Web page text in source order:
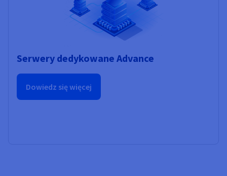
Serwery dedykowane Advance
Dowiedz się więcej